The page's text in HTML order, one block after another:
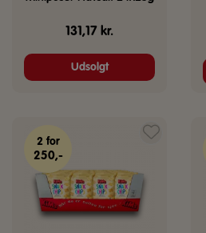
131,17 kr.
Udsolgt
2 for
250,-